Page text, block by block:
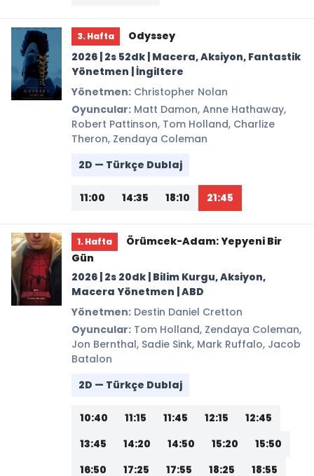
3. Hafta
Odyssey
2026 | 2s 52dk | Macera, Aksiyon, Fantastik
Yönetmen | İngiltere
Yönetmen: Christopher Nolan
Oyuncular: Matt Damon, Anne Hathaway,
Robert Pattinson, Tom Holland, Charlize
Theron, Zendaya Coleman
2D — Türkçe Dublaj
11:00 14:35 18:10 21:45
1. Hafta
Örümcek-Adam: Yepyeni Bir
Gün
2026 | 2s 20dk | Bilim Kurgu, Aksiyon,
Macera Yönetmen | ABD
Yönetmen: Destin Daniel Cretton
Oyuncular: Tom Holland, Zendaya Coleman,
Jon Bernthal, Sadie Sink, Mark Ruffalo, Jacob
Batalon
2D — Türkçe Dublaj
10:40 11:15 11:45 12:15
12:45
13:45
14:20 14:50 15:20
15:50
16:50
17:25 17:55 18:25 18:55